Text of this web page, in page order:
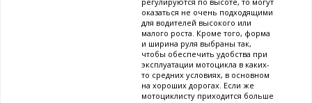
оказаться не очень подходящими
для водителей высокого или
малого роста. Кроме того, форма
и ширина руля выбраны так,
чтобы обеспечить удобства при
эксплуатации мотоцикла в каких-
то средних условиях, в основном
на хороших дорогах. Если же
мотоциклисту приходится больше